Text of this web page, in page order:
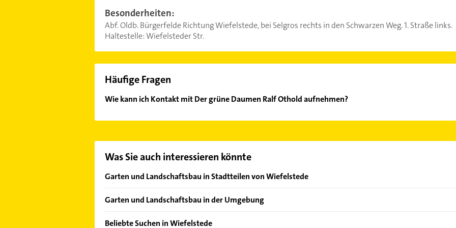
Besonderheiten:
Abf. Oldb. Bürgerfelde Richtung Wiefelstede, bei Selgros rechts in den Schwarzen Weg. 1. Straße links.
Haltestelle: Wiefelsteder Str.
Häufige Fragen
Wie kann ich Kontakt mit Der grüne Daumen Ralf Othold aufnehmen?
Was Sie auch interessieren könnte
Garten und Landschaftsbau in Stadtteilen von Wiefelstede
Heidkamp
Wemkendorf
Garten und Landschaftsbau in der Umgebung
Oldenburg (Oldenburg)
Beliebte Suchen in Wiefelstede